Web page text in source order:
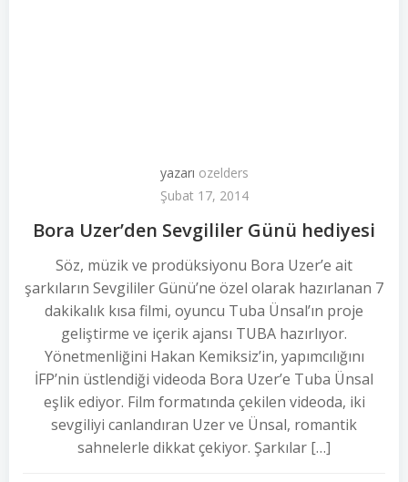
yazarı ozelders
Şubat 17, 2014
Bora Uzer’den Sevgililer Günü hediyesi
Söz, müzik ve prodüksiyonu Bora Uzer’e ait
şarkıların Sevgililer Günü’ne özel olarak hazırlanan 7
dakikalık kısa filmi, oyuncu Tuba Ünsal’ın proje
geliştirme ve içerik ajansı TUBA hazırlıyor.
Yönetmenliğini Hakan Kemiksiz’in, yapımcılığını
İFP’nin üstlendiği videoda Bora Uzer’e Tuba Ünsal
eşlik ediyor. Film formatında çekilen videoda, iki
sevgiliyi canlandıran Uzer ve Ünsal, romantik
sahnelerle dikkat çekiyor. Şarkılar […]